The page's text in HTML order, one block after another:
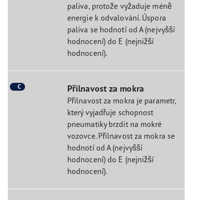
paliva, protože vyžaduje méně
energie k odvalování. Úspora
paliva se hodnotí od A (nejvyšší
hodnocení) do E (nejnižší
hodnocení).
C Přilnavost za mokra
Přilnavost za mokra je parametr,
který vyjadřuje schopnost
pneumatiky brzdit na mokré
vozovce. Přilnavost za mokra se
hodnotí od A (nejvyšší
hodnocení) do E (nejnižší
hodnocení).